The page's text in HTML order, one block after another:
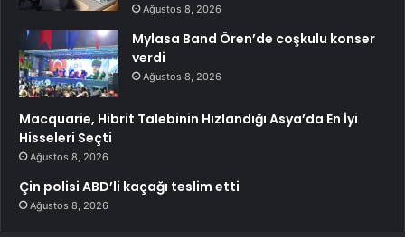
Ağustos 8, 2026
Mylasa Band Ören’de coşkulu konser
verdi
Ağustos 8, 2026
Macquarie, Hibrit Talebinin Hızlandığı Asya’da En İyi
Hisseleri Seçti
Ağustos 8, 2026
Çin polisi ABD’li kaçağı teslim etti
Ağustos 8, 2026